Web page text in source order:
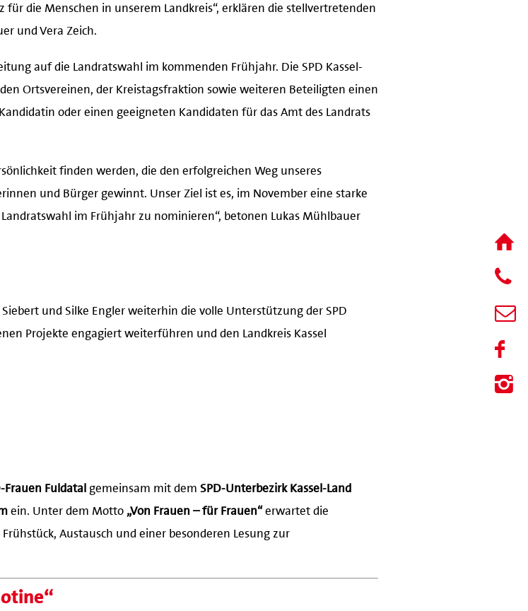
die Menschen in unserem Landkreis“, erklären die stellvertretenden
und Vera Zeich.
auf die Landratswahl im kommenden Frühjahr. Die SPD Kassel-
Ortsvereinen, der Kreistagsfraktion sowie weiteren Beteiligten einen
oder einen geeigneten Kandidaten für das Amt des Landrats
finden werden, die den erfolgreichen Weg unseres
und Bürger gewinnt. Unser Ziel ist es, im November eine starke
im Frühjahr zu nominieren“, betonen Lukas Mühlbauer
und Silke Engler weiterhin die volle Unterstützung der SPD
Projekte engagiert weiterführen und den Landkreis Kassel
Frauen Fuldatal gemeinsam mit dem SPD-Unterbezirk Kassel-Land
ein. Unter dem Motto „Von Frauen – für Frauen“erwartet die
Austausch und einer besonderen Lesung zur